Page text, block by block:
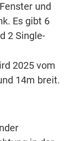
und
Es gibt 6
2 Single-
2025 vom
14m breit.